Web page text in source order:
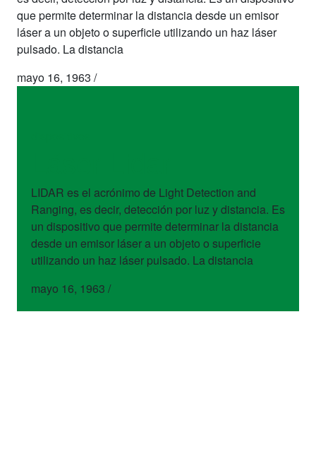
que permite determinar la distancia desde un emisor
láser a un objeto o superficie utilizando un haz láser
pulsado. La distancia
mayo 16, 1963 /
LIDAR es el acrónimo de Light Detection and
Ranging, es decir, detección por luz y distancia. Es
un dispositivo que permite determinar la distancia
desde un emisor láser a un objeto o superficie
utilizando un haz láser pulsado. La distancia
mayo 16, 1963 /